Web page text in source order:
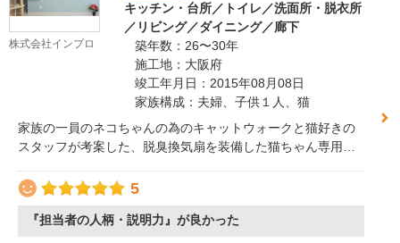
株式会社インプロ
キッチン・台所／トイレ／洗面所・脱衣所
／リビング／ダイニング／廊下
築年数：26〜30年
施工地：大阪府
竣工年月日：2015年08月08日
家族構成：夫婦、子供１人、猫
家族の一員のネコちゃんの為のキャットウォークと猫好きの
スタッフが考案した、脱臭換気扇を装備した猫ちゃん専用ト
5
『担当者の人柄・説明力』が良かった